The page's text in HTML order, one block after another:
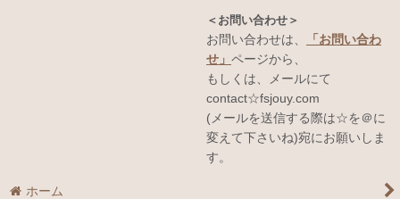
＜お問い合わせ＞
お問い合わせは、
「お問い合わ
せ」 ページから、
もしくは、メールにて
contact☆fsjouy.com
(メールを送信する際は☆を＠に
変えて下さいね)宛にお願いしま
す。
ホーム